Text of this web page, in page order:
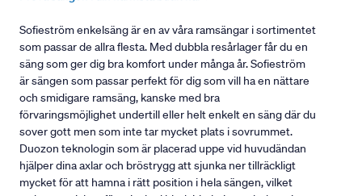
Sofieström enkelsäng är en av våra ramsängar i sortimentet
som passar de allra flesta. Med dubbla resårlager får du en
säng som ger dig bra komfort under många år. Sofieström
är sängen som passar perfekt för dig som vill ha en nättare
och smidigare ramsäng, kanske med bra
förvaringsmöjlighet undertill eller helt enkelt en säng där du
sover gott men som inte tar mycket plats i sovrummet.
Duozon teknologin som är placerad uppe vid huvudändan
hjälper dina axlar och bröstrygg att sjunka ner tillräckligt
mycket för att hamna i rätt position i hela sängen, vilket